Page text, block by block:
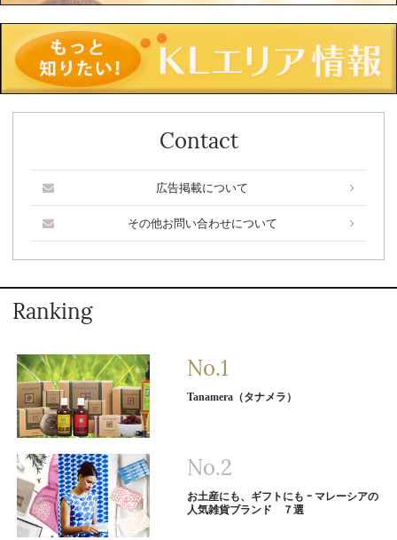
Contact
広告掲載について
その他お問い合わせについて
Ranking
Tanamera（タナメラ）
お土産にも、ギフトにも ｰ マレーシアの
人気雑貨ブランド ７選